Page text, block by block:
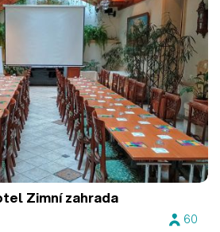
Zimní zahrada
60